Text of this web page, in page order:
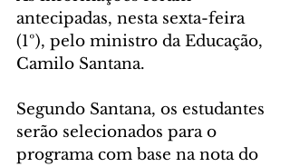
antecipadas, nesta sexta-feira
(1º), pelo ministro da Educação,
Camilo Santana.
Segundo Santana, os estudantes
serão selecionados para o
programa com base na nota do